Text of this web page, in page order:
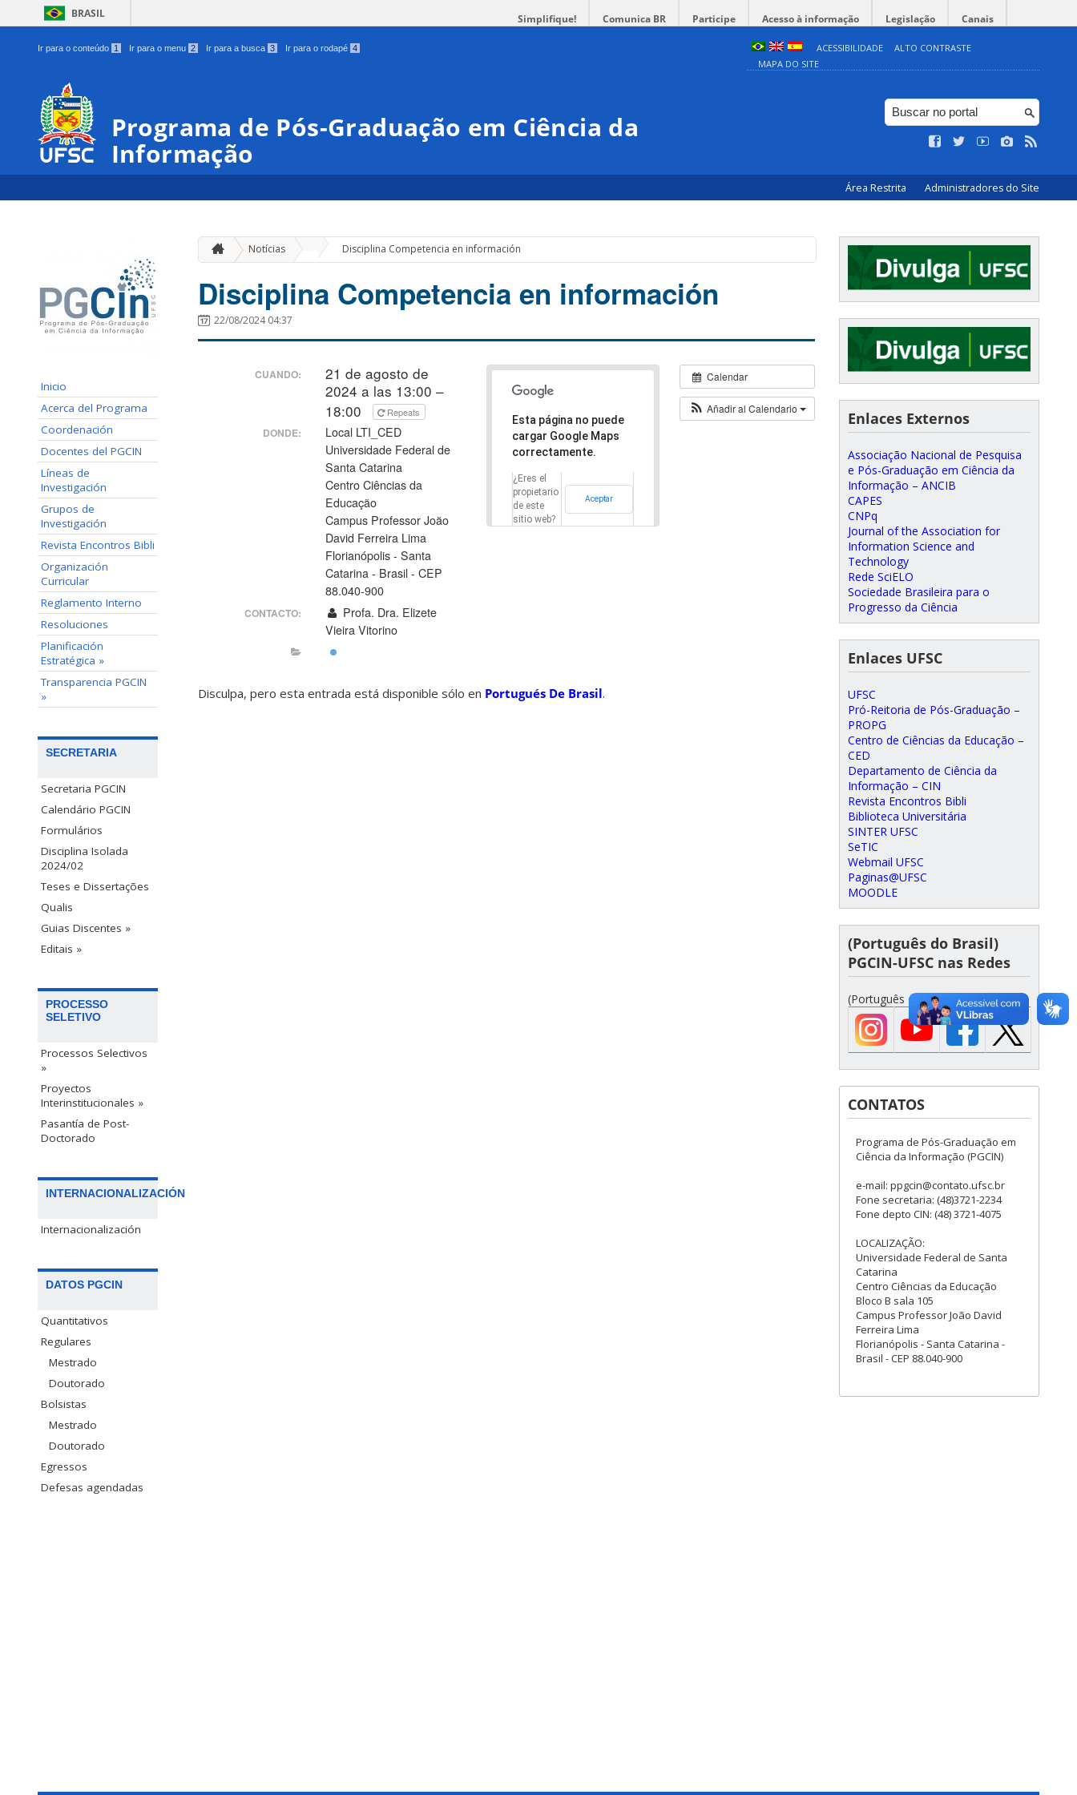
BRASIL Simplifique! Comunica BR Participe Acesso à informação Legislação Canais
Ir para o conteúdo 1 Ir para o menu 2 Ir para a busca 3 Ir para o rodapé 4 ACESSIBILIDADE
ALTO CONTRASTE
MAPA DO SITE
Programa de Pós-Graduação em Ciência da
Informação
Área Restrita Administradores do Site
Inicio
Acerca del Programa
Coordenación
Docentes del PGCIN
Líneas de
Investigación
Grupos de
Investigación
Revista Encontros Bibli
Organización
Curricular
Reglamento Interno
Resoluciones
Planificación
Estratégica »
Transparencia PGCIN
»
SECRETARIA
Secretaria PGCIN
Calendário PGCIN
Formulários
Disciplina Isolada
2024/02
Teses e Dissertações
Qualis
Guias Discentes »
Editais »
PROCESSO
SELETIVO
Processos Selectivos
»
Proyectos
Interinstitucionales »
Pasantía de Post-
Doctorado
INTERNACIONALIZACIÓN
Internacionalización
DATOS PGCIN
Quantitativos
Regulares
Mestrado
Doutorado
Bolsistas
Mestrado
Doutorado
Egressos
Defesas agendadas
Notícias Disciplina Competencia en información
Disciplina Competencia en información
22/08/2024 04:37
Calendar
Añadir al Calendario
Esta página no puede
cargar Google Maps
correctamente.
¿Eres el
propietario
de este
sitio web?
Aceptar
CUANDO:
21 de agosto de
2024 a las 13:00 –
18:00
Repeats
DONDE:
Local LTI_CED
Universidade Federal de
Santa Catarina
Centro Ciências da
Educação
Campus Professor João
David Ferreira Lima
Florianópolis - Santa
Catarina - Brasil - CEP
88.040-900
CONTACTO:
Profa. Dra. Elizete
Vieira Vitorino
Disculpa, pero esta entrada está disponible sólo en Portugués De Brasil.
Enlaces Externos
Associação Nacional de Pesquisa
e Pós-Graduação em Ciência da
Informação – ANCIB
CAPES
CNPq
Journal of the Association for
Information Science and
Technology
Rede SciELO
Sociedade Brasileira para o
Progresso da Ciência
Enlaces UFSC
UFSC
Pró-Reitoria de Pós-Graduação –
PROPG
Centro de Ciências da Educação –
CED
Departamento de Ciência da
Informação – CIN
Revista Encontros Bibli
Biblioteca Universitária
SINTER UFSC
SeTIC
Webmail UFSC
Paginas@UFSC
MOODLE
(Português do Brasil)
PGCIN-UFSC nas Redes
(Português do Brasil)
CONTATOS
Programa de Pós-Graduação em
Ciência da Informação (PGCIN)
e-mail: ppgcin@contato.ufsc.br
Fone secretaria: (48)3721-2234
Fone depto CIN: (48) 3721-4075
LOCALIZAÇÃO:
Universidade Federal de Santa
Catarina
Centro Ciências da Educação
Bloco B sala 105
Campus Professor João David
Ferreira Lima
Florianópolis - Santa Catarina -
Brasil - CEP 88.040-900